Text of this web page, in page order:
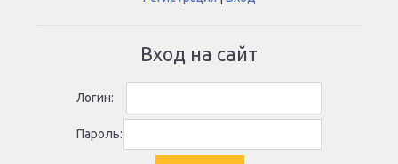
Вход на сайт
Логин:
Пароль: